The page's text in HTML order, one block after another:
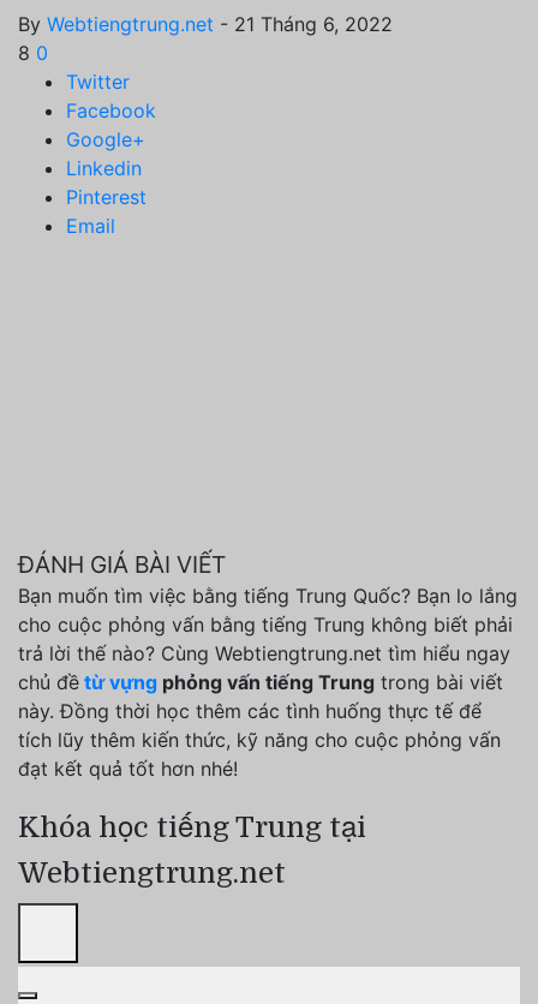
By Webtiengtrung.net - 21 Tháng 6, 2022
8 0
Twitter
Facebook
Google+
Linkedin
Pinterest
Email
ĐÁNH GIÁ BÀI VIẾT
Bạn muốn tìm việc bằng tiếng Trung Quốc? Bạn lo lắng
cho cuộc phỏng vấn bằng tiếng Trung không biết phải
trả lời thế nào? Cùng Webtiengtrung.net tìm hiểu ngay
chủ đề từ vựng phỏng vấn tiếng Trung trong bài viết
này. Đồng thời học thêm các tình huống thực tế để
tích lũy thêm kiến thức, kỹ năng cho cuộc phỏng vấn
đạt kết quả tốt hơn nhé!
Khóa học tiếng Trung tại
Webtiengtrung.net